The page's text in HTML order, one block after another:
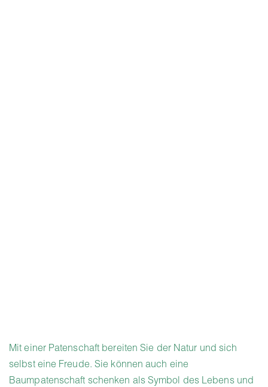
Mit einer Patenschaft bereiten Sie der Natur und sich
selbst eine Freude. Sie können auch eine
Baumpatenschaft schenken als Symbol des Lebens und